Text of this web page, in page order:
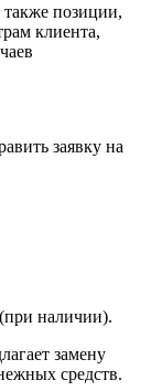
также позиции,
клиента,
заявку на
наличии).
замену
средств.